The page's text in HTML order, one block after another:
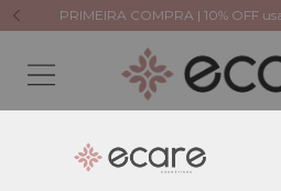
PRIMEIRA COMPRA | 10% OFF